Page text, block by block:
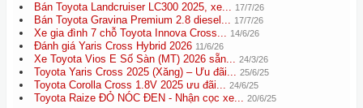
Bán Toyota Landcruiser LC300 2025, xe... 17/7/26
Bán Toyota Gravina Premium 2.8 diesel... 17/7/26
Xe gia đình 7 chỗ Toyota Innova Cross... 14/6/26
Đánh giá Yaris Cross Hybrid 2026 11/6/26
Xe Toyota Vios E Số Sàn (MT) 2026 sẵn... 24/3/26
Toyota Yaris Cross 2025 (Xăng) – Ưu đãi... 25/6/25
Toyota Corolla Cross 1.8V 2025 ưu đãi... 24/6/25
Toyota Raize ĐỎ NÓC ĐEN - Nhận cọc xe... 20/6/25